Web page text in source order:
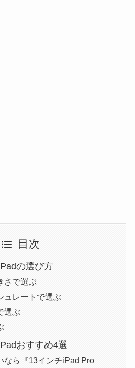
目次
の選び方
さで選ぶ
ュレートで選ぶ
選ぶ
おすすめ4選
なら『13インチiPad Pro